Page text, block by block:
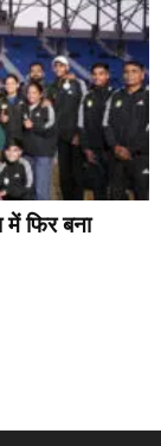
फिर बना